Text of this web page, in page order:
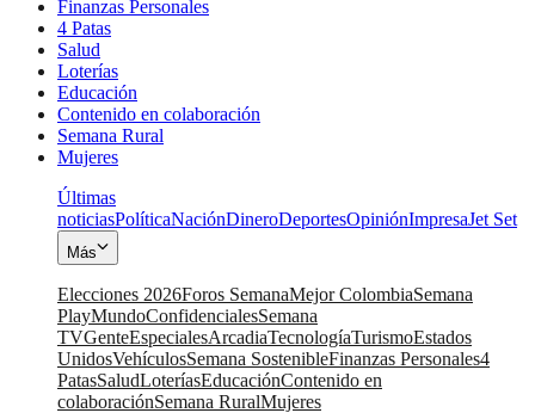
Finanzas Personales
4 Patas
Salud
Loterías
Educación
Contenido en colaboración
Semana Rural
Mujeres
Últimas
noticiasPolíticaNaciónDineroDeportesOpiniónImpresaJet Set
Más
Elecciones 2026Foros SemanaMejor ColombiaSemana
PlayMundoConfidencialesSemana
TVGenteEspecialesArcadiaTecnologíaTurismoEstados
UnidosVehículosSemana SostenibleFinanzas Personales4
PatasSaludLoteríasEducaciónContenido en
colaboraciónSemana RuralMujeres